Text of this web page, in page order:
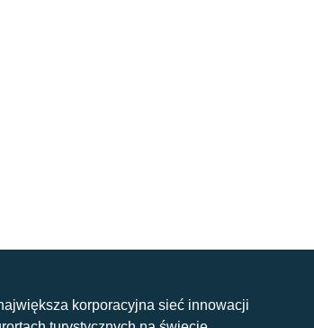
korporacyjna sieć innowacji